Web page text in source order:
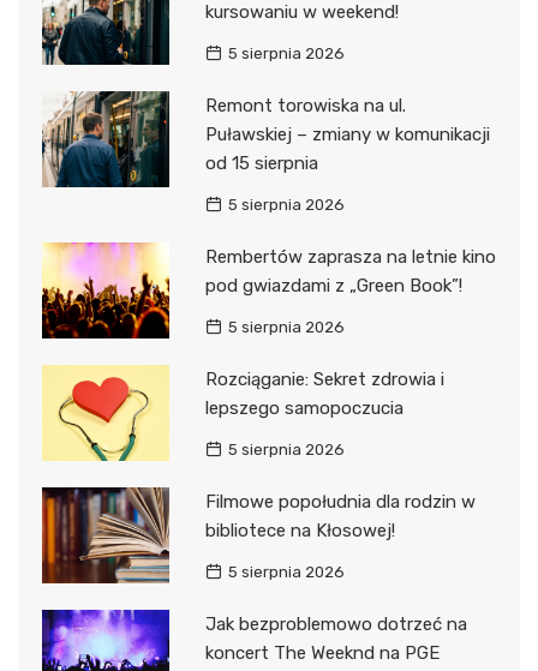
kursowaniu w weekend!
5 sierpnia 2026
Remont torowiska na ul.
Puławskiej – zmiany w komunikacji
od 15 sierpnia
5 sierpnia 2026
Rembertów zaprasza na letnie kino
pod gwiazdami z „Green Book”!
5 sierpnia 2026
Rozciąganie: Sekret zdrowia i
lepszego samopoczucia
5 sierpnia 2026
Filmowe popołudnia dla rodzin w
bibliotece na Kłosowej!
5 sierpnia 2026
Jak bezproblemowo dotrzeć na
koncert The Weeknd na PGE